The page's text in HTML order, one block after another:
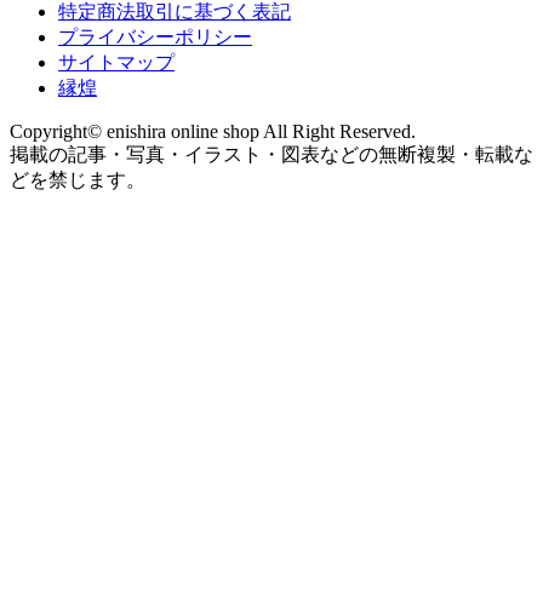
特定商法取引に基づく表記
プライバシーポリシー
サイトマップ
縁煌
Copyright© enishira online shop All Right Reserved.
掲載の記事・写真・イラスト・図表などの無断複製・転載な
どを禁じます。